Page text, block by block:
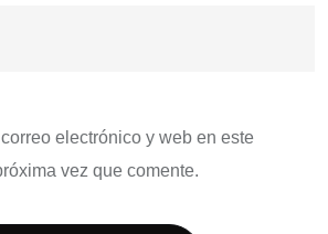
electrónico y web en este
vez que comente.